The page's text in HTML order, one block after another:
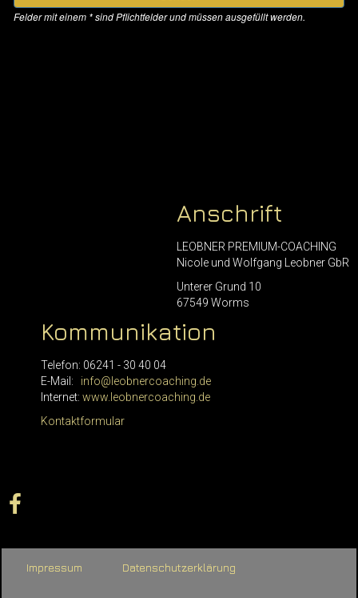
Anschrift
LEOBNER PREMIUM-COACHING
Nicole und Wolfgang Leobner GbR
Unterer Grund 10
67549 Worms
Kommunikation
Telefon: 06241 - 30 40 04
E-Mail: info@leobnercoaching.de
Internet: www.leobnercoaching.de
Kontaktformular
Impressum Datenschutzerklärung